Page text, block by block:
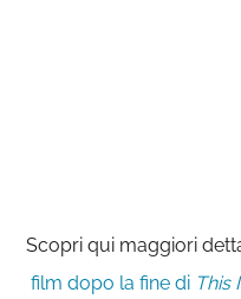
Scopri qui maggiori
film dopo la fine di This